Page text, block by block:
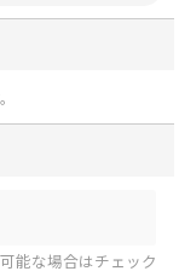
能な場合はチェック